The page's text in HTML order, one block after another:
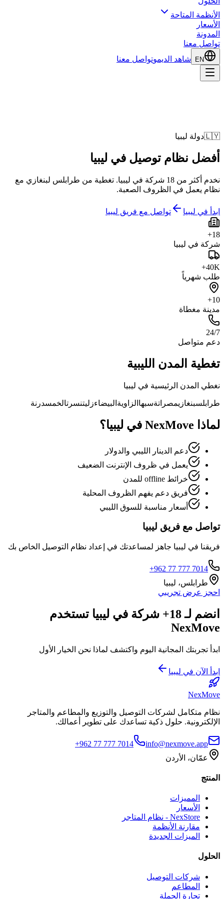
الأنظمة المتاحة
الأسعار
المدونة
تواصل معنا
EN شاهد الديموتواصل معنا
🇱🇾دولة ليبيا
أفضل نظام توصيل في ليبيا
نخدم أكثر من 18 شركة في ليبيا. تغطية من طرابلس لبنغازي مع
نظام يعمل في الظروف الصعبة.
ابدأ في ليبيا تواصل مع فريق ليبيا
18+
شركة في ليبيا
40K+
طلب شهرياً
10+
مدينة مغطاة
24/7
دعم متواصل
تغطية المدن الليبية
نغطي المدن الرئيسية في ليبيا
طرابلسبنغازيمصراتةسبها الزاوية البيضاءزليتنسرتالخمسدرنة
لماذا NexMove في ليبيا؟
دعم الدينار الليبي والدولار
يعمل في ظروف الإنترنت الضعيف
خرائط offline للمدن
فريق دعم يفهم الظروف المحلية
أسعار مناسبة للسوق الليبي
تواصل مع فريق ليبيا
فريقنا في ليبيا جاهز لمساعدتك في إعداد نظام التوصيل الخاص بك
+962 77 777 7014
طرابلس، ليبيا
احجز عرض تجريبي
انضم لـ 18+ شركة في ليبيا تستخدم
NexMove
ابدأ تجربتك المجانية اليوم واكتشف لماذا نحن الخيار الأول
ابدأ الآن في ليبيا
NexMove
نظام متكامل لشركات التوصيل والتوزيع والمطاعم والمتاجر
الإلكترونية. حلول ذكية تساعدك على تطوير أعمالك.
info@nexmove.app
+962 77 777 7014
عمّان، الأردن
المنتج
المميزات
الأسعار
NexStore - نظام المتاجر
مقارنة الأنظمة
الميزات الجديدة
الحلول
شركات التوصيل
المطاعم
تجارة الجملة